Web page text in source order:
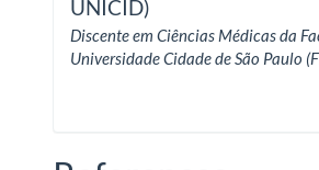
UNICID)
Discente em Ciências Médicas da
Universidade Cidade de São Paulo